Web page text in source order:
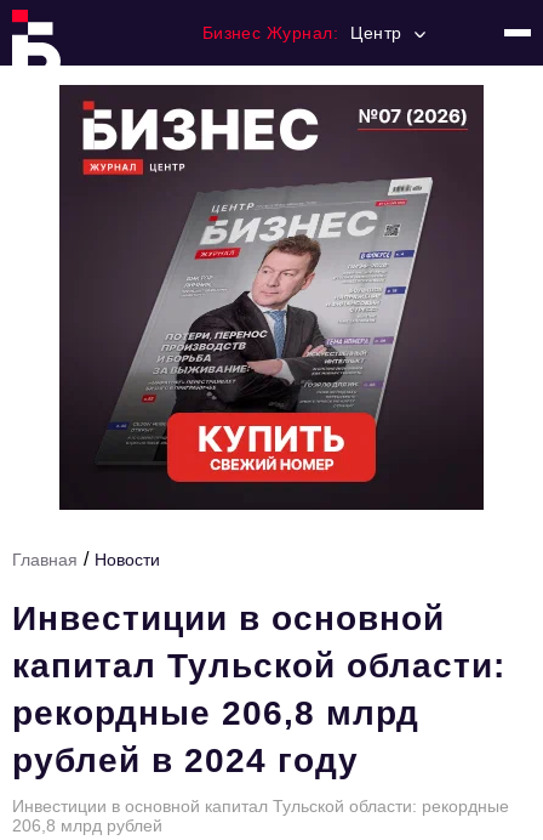
Бизнес Журнал: Центр
Регулирование
Премия "Тульский Бизнес"
История тульского предпринимательства
Тема номера
HR
Персона номера
Инфраструктура развития
Технологии и тренды
Главная / Новости
Инвестиции в основной
капитал Тульской области:
рекордные 206,8 млрд
рублей в 2024 году
Инвестиции в основной капитал Тульской области: рекордные
206,8 млрд рублей